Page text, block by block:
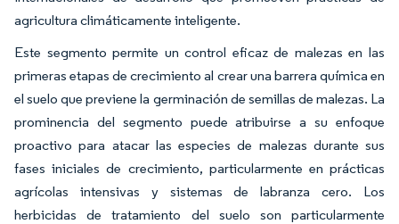
agricultura climáticamente inteligente.
Este segmento permite un control eficaz de malezas en las
primeras etapas de crecimiento al crear una barrera química en
el suelo que previene la germinación de semillas de malezas. La
prominencia del segmento puede atribuirse a su enfoque
proactivo para atacar las especies de malezas durante sus
fases iniciales de crecimiento, particularmente en prácticas
agrícolas intensivas y sistemas de labranza cero. Los
herbicidas de tratamiento del suelo son particularmente